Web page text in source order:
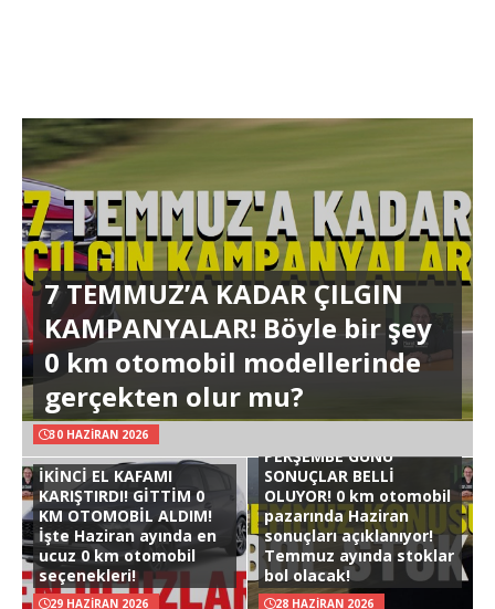
7 TEMMUZ’A KADAR ÇILGIN
KAMPANYALAR! Böyle bir şey
0 km otomobil modellerinde
gerçekten olur mu?
30 HAZIRAN 2026
İKİNCİ EL KAFAMI
KARIŞTIRDI! GİTTİM 0
KM OTOMOBİL ALDIM!
İşte Haziran ayında en
ucuz 0 km otomobil
seçenekleri!
29 HAZIRAN 2026
PERŞEMBE GÜNÜ
SONUÇLAR BELLİ
OLUYOR! 0 km otomobil
pazarında Haziran
sonuçları açıklanıyor!
Temmuz ayında stoklar
bol olacak!
28 HAZIRAN 2026